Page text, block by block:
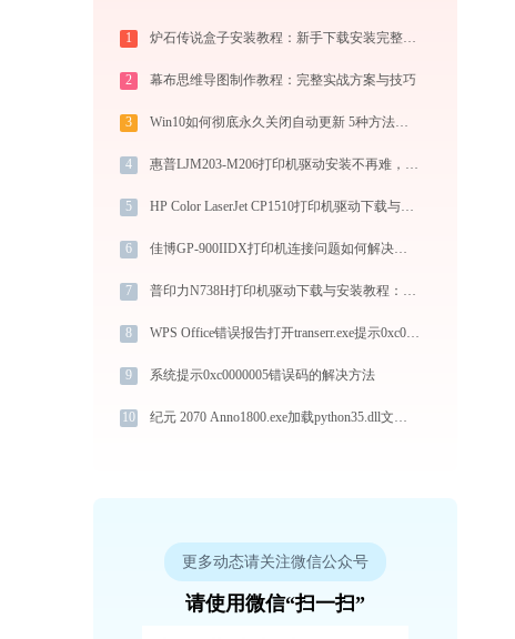
1 炉石传说盒子安装教程：新手下载安装完整指南
2 幕布思维导图制作教程：完整实战方案与技巧
3 Win10如何彻底永久关闭自动更新 5种方法教你永久关闭win10自动更新
4 惠普LJM203-M206打印机驱动安装不再难，跟着这些步骤一学就会
5 HP Color LaserJet CP1510打印机驱动下载与安装教程：新手也能轻松搞定
6 佳博GP-900IIDX打印机连接问题如何解决？-金山毒霸
7 普印力N738H打印机驱动下载与安装教程：新手也能轻松搞定
8 WPS Office错误报告打开transerr.exe提示0xc000000d错误码怎么办
9 系统提示0xc0000005错误码的解决方法
10 纪元 2070 Anno1800.exe加载python35.dll文件丢失处理办法
更多动态请关注微信公众号
请使用微信“扫一扫”